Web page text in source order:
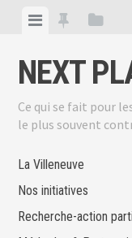
content
ViewView
posts
View
NEXT
Ce qui se fait pour
le plus souvent
La Villeneuve
Nos initiatives
Recherche-action